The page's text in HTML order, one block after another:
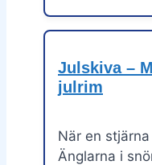
Julskiva –
julrim
När en
Änglarna i